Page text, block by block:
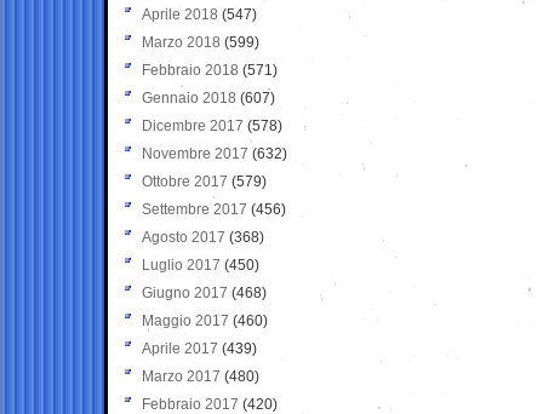
Aprile 2018 (547)
Marzo 2018 (599)
Febbraio 2018 (571)
Gennaio 2018 (607)
Dicembre 2017 (578)
Novembre 2017 (632)
Ottobre 2017 (579)
Settembre 2017 (456)
Agosto 2017 (368)
Luglio 2017 (450)
Giugno 2017 (468)
Maggio 2017 (460)
Aprile 2017 (439)
Marzo 2017 (480)
Febbraio 2017 (420)